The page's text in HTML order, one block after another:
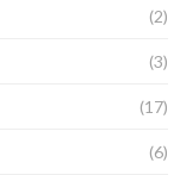
(2)
(3)
(17)
(6)